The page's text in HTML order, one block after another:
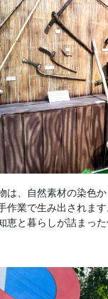
は、自然素材の染色
作業で生み出されます
恵と暮らしが詰まった